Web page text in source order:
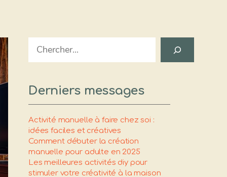
Search
Derniers messages
Activité manuelle à faire chez soi :
idées faciles et créatives
Comment débuter la création
manuelle pour adulte en 2025
Les meilleures activités diy pour
stimuler votre créativité à la maison